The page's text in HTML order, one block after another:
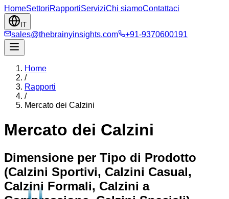
HomeSettoriRapportiServiziChi siamoContattaci
IT
sales@thebrainyinsights.com +91-9370600191
Home
/
Rapporti
/
Mercato dei Calzini
Mercato dei Calzini
Dimensione per Tipo di Prodotto
(Calzini Sportivi, Calzini Casual,
Calzini Formali, Calzini a